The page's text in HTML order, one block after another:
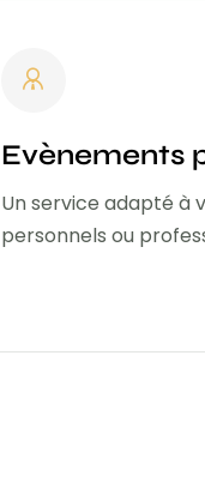
Evènements
Un service adapté à
personnels ou